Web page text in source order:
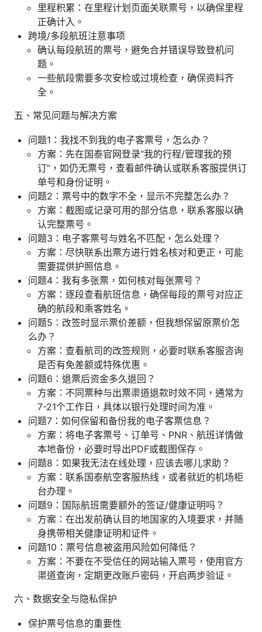
里程积累：在里程计划页面关联票号，以确保里程
正确计入。
跨境/多段航班注意事项
确认每段航班的票号，避免合并错误导致登机问
题。
一些航段需要多次安检或过境检查，确保资料齐
全。
五、常见问题与解决方案
问题1：我找不到我的电子客票号，怎么办？
方案：先在国泰官网登录“我的行程/管理我的预
订”，如仍无票号，查看邮件确认或联系客服提供订
单号和身份证明。
问题2：票号中的数字不全，显示不完整怎么办？
方案：截图或记录可用的部分信息，联系客服以确
认完整票号。
问题3：电子客票号与姓名不匹配，怎么处理？
方案：尽快联系出票方进行姓名核对和更正，可能
需要提供护照信息。
问题4：我有多张票，如何核对每张票号？
方案：逐段查看航班信息，确保每段的票号对应正
确的航段和乘客姓名。
问题5：改签时显示票价差额，但我想保留原票价怎
么办？
方案：查看航司的改签规则，必要时联系客服咨询
是否有免差额或特殊优惠。
问题6：退票后资金多久退回？
方案：不同票种与出票渠道退款时效不同，通常为
7-21个工作日，具体以银行处理时间为准。
问题7：如何保留和备份我的电子客票信息？
方案：将电子客票号、订单号、PNR、航班详情做
本地备份，必要时导出PDF或截图保存。
问题8：如果我无法在线处理，应该去哪儿求助？
方案：联系国泰航空客服热线，或者就近的机场柜
台办理。
问题9：国际航班需要额外的签证/健康证明吗？
方案：在出发前确认目的地国家的入境要求，并随
身携带相关健康证明和证件。
问题10：票号信息被盗用风险如何降低？
方案：不要在不受信任的网站输入票号，使用官方
渠道查询，定期更改账户密码，开启两步验证。
六、数据安全与隐私保护
保护票号信息的重要性